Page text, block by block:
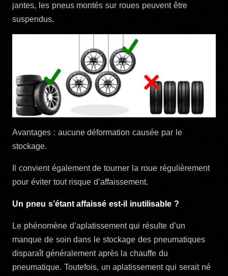
jantes, les pneus montés sur roues peuvent être
suspendus.
Avantages : aucune déformation causée par le
stockage.
Il convient également de tourner la roue régulièrement
pour éviter tout risque d’affaissement.
Un pneu s’étant affaissé est-il inutilisable ?
Le phénomène d’aplatissement qui résulte d’un
manque de soin dans le stockage des pneumatiques
disparaît généralement après la chauffe du
pneumatique. Toutefois, un aplatissement qui serait né